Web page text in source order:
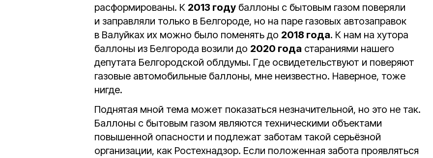
расформированы. К 2013 году баллоны с бытовым газом поверяли
и заправляли только в Белгороде, но на паре газовых автозаправок
в Валуйках их можно было поменять до 2018 года. К нам на хутора
баллоны из Белгорода возили до 2020 года стараниями нашего
депутата Белгородской облдумы. Где освидетельствуют и поверяют
газовые автомобильные баллоны, мне неизвестно. Наверное, тоже
нигде.
Поднятая мной тема может показаться незначительной, но это не так.
Баллоны с бытовым газом являются техническими объектами
повышенной опасности и подлежат заботам такой серьёзной
организации, как Ростехнадзор. Если положенная забота проявляться